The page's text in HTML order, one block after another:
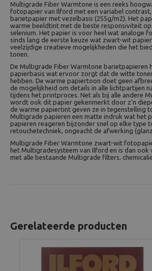
Multigrade Fiber Warmtone is een reeks
fotopapier van Ilford met een variabel
barietpapier met vezelbasis (255g/m2). Het
warme beeldtint met de beste responsiviteit
selenium. Het papier is voor heel wat analoge
sinds lang de eerste keuze wat zwart-wit
veelzijdige creatieve mogelijkheden die het
tonen.
De Multigrade Fiber Warmtone barietpapieren
papierbasis wat ervoor zorgt dat de witte
hebben. De warme papiertoon doet geen
de mogelijkheid om details in alle lichtpartijen
tijdens het printproces. Net als bij alle andere
wordt ook dit papier gekenmerkt door z'n
de warme papiertint geven ze in tegenstelling
Multigrade papieren een matte indruk wat het
papieren reageren bijzonder snel op elke type
retouchetechniek, ongeacht de afwerking
Multigrade Fiber Warmtone zwart-wit
het Multigradesysteem van Ilford en is dan ook
met alle bestaande Multigrade filters,
Gerelateerde producten